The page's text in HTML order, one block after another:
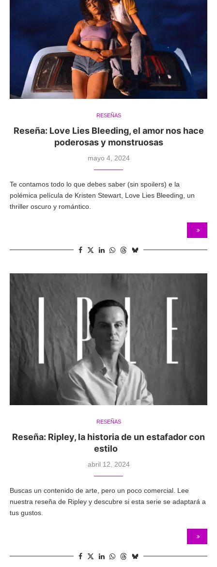
RESEÑAS
Reseña: Love Lies Bleeding, el amor nos hace
poderosas y monstruosas
mayo 4, 2024
Te contamos todo lo que debes saber (sin spoilers) e la
polémica película de Kristen Stewart, Love Lies Bleeding, un
thriller oscuro y romántico.
RESEÑAS
Reseña: Ripley, la historia de un estafador con
estilo
abril 12, 2024
Buscas un contenido de arte, pero un poco comercial. Lee
nuestra reseña de Ripley y descubre si esta serie se adaptará a
tus gustos.